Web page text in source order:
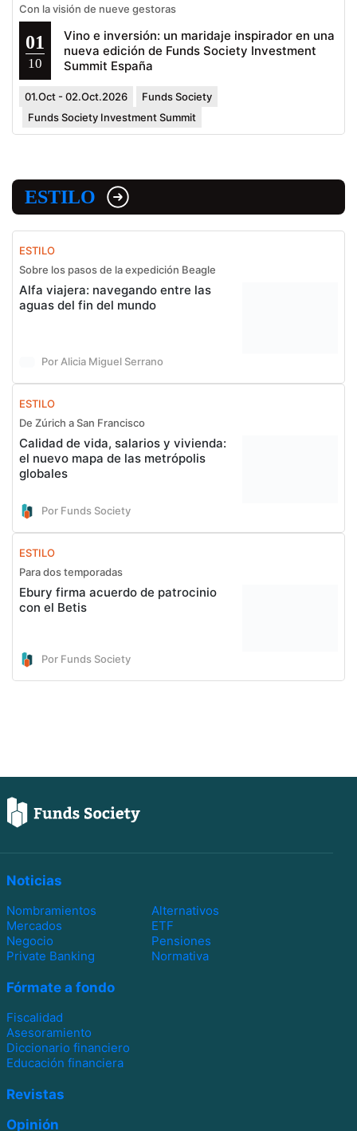
Con la visión de nueve gestoras
01
10
Vino e inversión: un maridaje inspirador en una
nueva edición de Funds Society Investment
Summit España
01.Oct - 02.Oct.2026
Funds Society
Funds Society Investment Summit
ESTILO
ESTILO
Sobre los pasos de la expedición Beagle
Alfa viajera: navegando entre las
aguas del fin del mundo
Por Alicia Miguel Serrano
ESTILO
De Zúrich a San Francisco
Calidad de vida, salarios y vivienda:
el nuevo mapa de las metrópolis
globales
Por Funds Society
ESTILO
Para dos temporadas
Ebury firma acuerdo de patrocinio
con el Betis
Por Funds Society
Noticias
Nombramientos
Alternativos
Mercados
ETF
Negocio
Pensiones
Private Banking
Normativa
Fórmate a fondo
Fiscalidad
Asesoramiento
Diccionario financiero
Educación financiera
Revistas
Opinión